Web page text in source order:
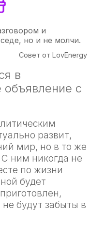
и
но и не молчи.
Совет от LovEnergy
в
объявление с
развит,
мир, но в то же
ним никогда не
по жизни
будет
будут забыты в